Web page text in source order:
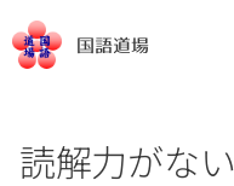
国語道場
読解力がな